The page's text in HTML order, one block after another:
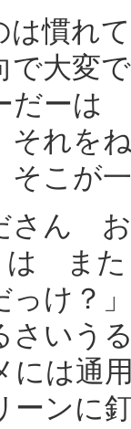
は慣れ
で大変
ーは
それを
そこが
さん
は ま
け？
さいう
には通
ーンに